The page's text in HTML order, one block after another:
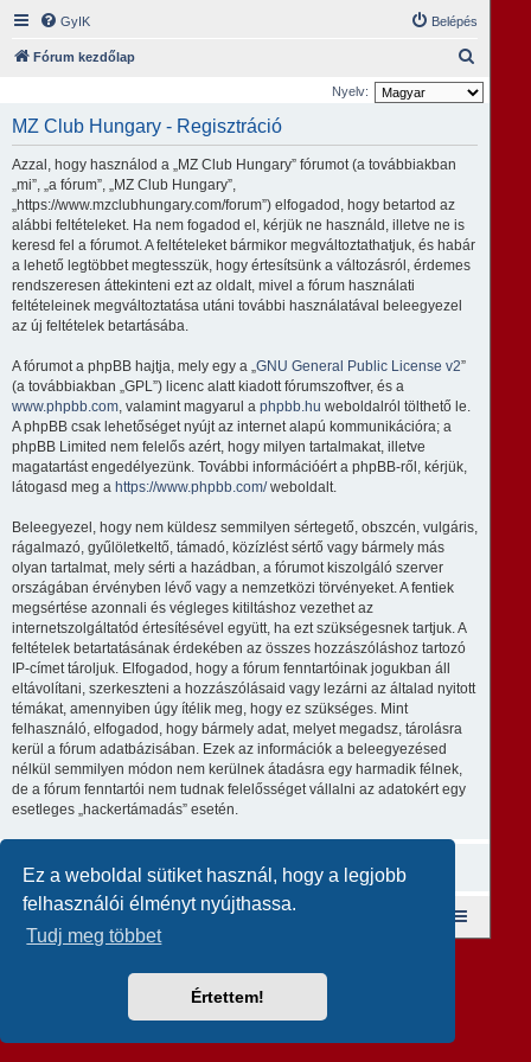
Ez a weboldal sütiket használ, hogy a legjobb
felhasználói élményt nyújthassa.
Tudj meg többet
Értettem!
GyIK Belépés
Fórum kezdőlap
e
Nyelv:
MZ Club Hungary - Regisztráció
Azzal, hogy használod a „MZ Club Hungary” fórumot (a továbbiakban
„mi”, „a fórum”, „MZ Club Hungary”,
„https://www.mzclubhungary.com/forum”) elfogadod, hogy betartod az
alábbi feltételeket. Ha nem fogadod el, kérjük ne használd, illetve ne is
keresd fel a fórumot. A feltételeket bármikor megváltoztathatjuk, és habár
a lehető legtöbbet megtesszük, hogy értesítsünk a változásról, érdemes
rendszeresen áttekinteni ezt az oldalt, mivel a fórum használati
feltételeinek megváltoztatása utáni további használatával beleegyezel
az új feltételek betartásába.
A fórumot a phpBB hajtja, mely egy a „GNU General Public License v2”
(a továbbiakban „GPL”) licenc alatt kiadott fórumszoftver, és a
www.phpbb.com, valamint magyarul a phpbb.hu weboldalról tölthető le.
A phpBB csak lehetőséget nyújt az internet alapú kommunikációra; a
phpBB Limited nem felelős azért, hogy milyen tartalmakat, illetve
magatartást engedélyezünk. További információért a phpBB-ről, kérjük,
látogasd meg a https://www.phpbb.com/weboldalt.
Beleegyezel, hogy nem küldesz semmilyen sértegető, obszcén, vulgáris,
rágalmazó, gyűlöletkeltő, támadó, közízlést sértő vagy bármely más
olyan tartalmat, mely sérti a hazádban, a fórumot kiszolgáló szerver
országában érvényben lévő vagy a nemzetközi törvényeket. A fentiek
megsértése azonnali és végleges kitiltáshoz vezethet az
internetszolgáltatód értesítésével együtt, ha ezt szükségesnek tartjuk. A
feltételek betartatásának érdekében az összes hozzászóláshoz tartozó
IP-címet tároljuk. Elfogadod, hogy a fórum fenntartóinak jogukban áll
eltávolítani, szerkeszteni a hozzászólásaid vagy lezárni az általad nyitott
témákat, amennyiben úgy ítélik meg, hogy ez szükséges. Mint
felhasználó, elfogadod, hogy bármely adat, melyet megadsz, tárolásra
kerül a fórum adatbázisában. Ezek az információk a beleegyezésed
nélkül semmilyen módon nem kerülnek átadásra egy harmadik félnek,
de a fórum fenntartói nem tudnak felelősséget vállalni az adatokért egy
esetleges „hackertámadás” esetén.
Magyar fordítás ©Magyar phpBB Közösség